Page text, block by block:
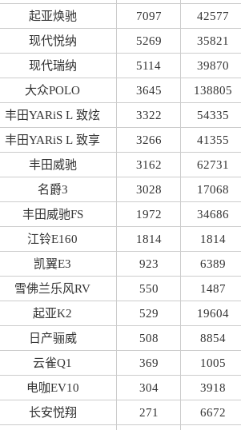
起亚焕驰 7097
42577
现代悦纳 5269
35821
现代瑞纳 5114
39870
大众POLO 3645
138805
丰田YARiS L 致炫 3322
54335
丰田YARiS L 致享 3266
41355
丰田威驰 3162
62731
名爵3 3028
17068
丰田威驰FS 1972
34686
江铃E160 1814
1814
凯翼E3 923
6389
雪佛兰乐风RV 550
1487
起亚K2 529
19604
日产骊威 508
8854
云雀Q1 369
1005
电咖EV10 304
3918
长安悦翔 271
6672